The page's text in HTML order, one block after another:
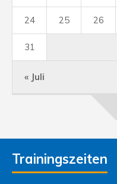
« Juli
24 25 26
31
Trainingszeiten